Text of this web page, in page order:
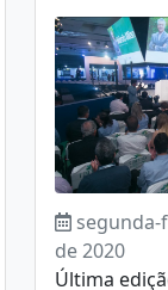
segunda-
de 2020
Última